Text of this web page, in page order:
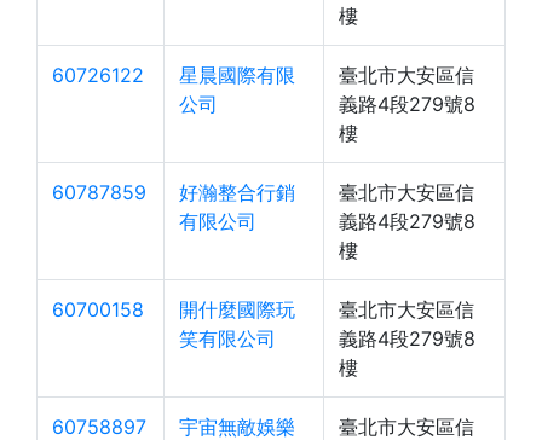
樓
60726122
星晨國際有限
公司
臺北市大安區信
義路4段279號8
樓
60787859
好瀚整合行銷
有限公司
臺北市大安區信
義路4段279號8
樓
60700158
開什麼國際玩
笑有限公司
臺北市大安區信
義路4段279號8
樓
60758897
宇宙無敵娛樂
臺北市大安區信